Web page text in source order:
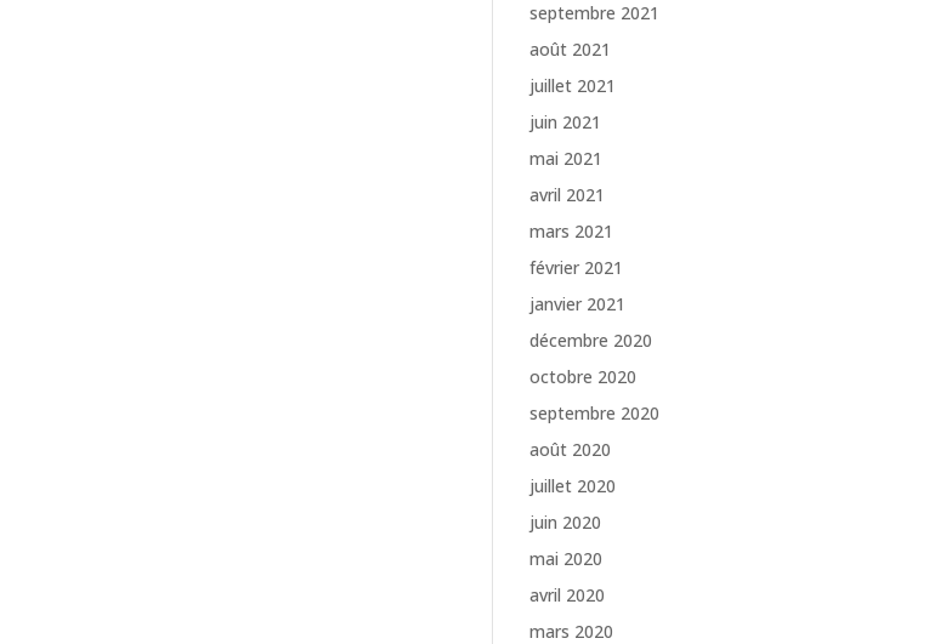
septembre 2021
août 2021
juillet 2021
juin 2021
mai 2021
avril 2021
mars 2021
février 2021
janvier 2021
décembre 2020
octobre 2020
septembre 2020
août 2020
juillet 2020
juin 2020
mai 2020
avril 2020
mars 2020